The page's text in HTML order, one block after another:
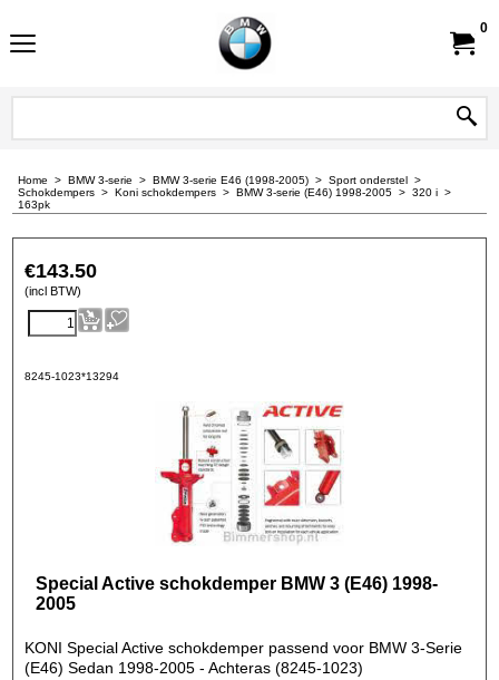
0
Home > BMW 3-serie > BMW 3-serie E46 (1998-2005) > Sport onderstel >
Schokdempers > Koni schokdempers > BMW 3-serie (E46) 1998-2005 > 320 i >
163pk
€143.50
(incl BTW)
8245-1023*13294
Special Active schokdemper BMW 3 (E46) 1998-
2005
KONI Special Active schokdemper passend voor BMW 3-Serie
(E46) Sedan 1998-2005 - Achteras (8245-1023)